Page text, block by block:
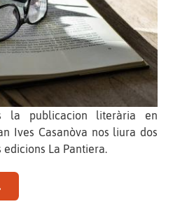
la publicacion literària en
Ives Casanòva nos liura dos
La Pantiera.